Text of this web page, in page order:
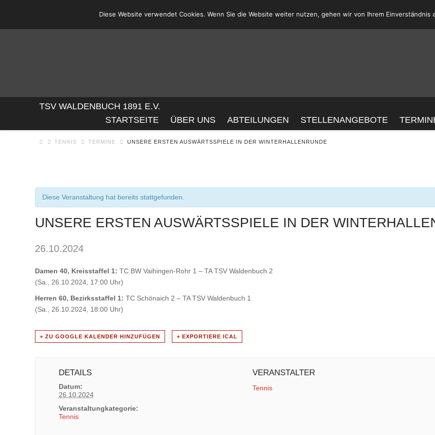
TSV
WALDENBUCH
E.V.
TSV WALDENBUCH 1891 E.V.
STARTSEITE
ÜBER UNS ABTEILUNGEN STELLENANGEBOTE
TENNIS TERMINE UNSERE ERSTEN AUSWÄRTSSPIELE IN DER WINTERHALLENRUNDE
Diese Veranstaltung hat bereits stattgefunden.
UNSERE ERSTEN AUSWÄRTSSPIELE IN DER
26.10.2024
Damen 40, Kreisstaffel 1: TC BW Vaihingen-Rohr 1 – TA TSV Waldenbuch 2
(Sa., 26.10.2024, 17:00 Uhr)
Herren 60, Bezirksstaffel 1: TC Schönaich 2 – TA TSV Waldenbuch 1
(Sa., 26.10.2024, 18:00 Uhr)
+ ZU GOOGLE KALENDER HINZUFÜGEN + EXPORTIERE ICAL
DETAILS
Datum:
26.10.2024
Veranstaltungkategorie:
Tennis
VERANSTALTER
Tennis
Diese Website verwendet Cookies. Wenn Sie die Website weiter nutzen, gehen wir von Ihrem Einverständnis